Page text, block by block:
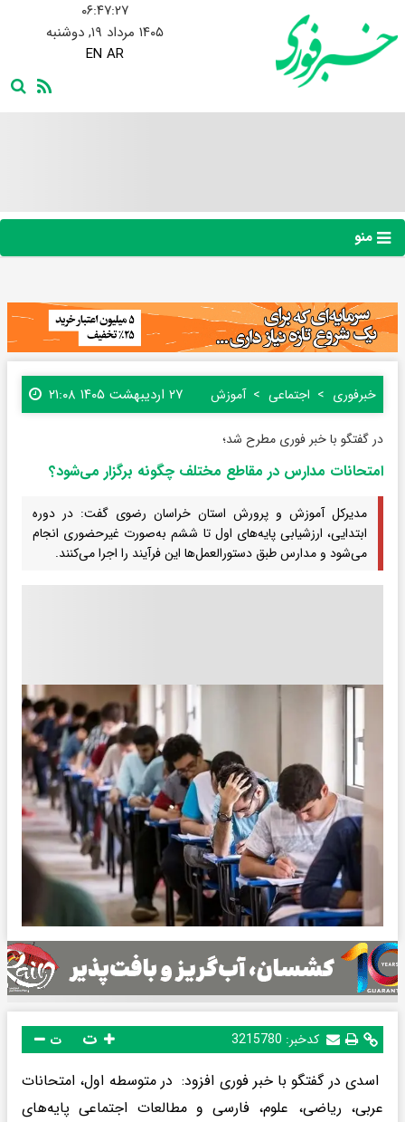
۰۶:۴۷:۲۷
۱۴۰۵ مرداد ۱۹, دوشنبه
EN AR
منو
خبرفوری اجتماعی آموزش ۲۷ اردیبهشت ۱۴۰۵ ۲۱:۰۸
در گفتگو با خبر فوری مطرح شد؛
امتحانات مدارس در مقاطع مختلف چگونه برگزار می‌شود؟
مدیرکل آموزش و پرورش استان خراسان رضوی گفت: در دوره
ابتدایی، ارزشیابی پایه‌های اول تا ششم به‌صورت غیرحضوری انجام
می‌شود و مدارس طبق دستورالعمل‌ها این فرآیند را اجرا می‌کنند.
کدخبر: 3215780 ت
اسدی در گفتگو با خبر فوری افزود: در متوسطه اول، امتحانات
عربی، ریاضی، علوم، فارسی و مطالعات اجتماعی پایه‌های